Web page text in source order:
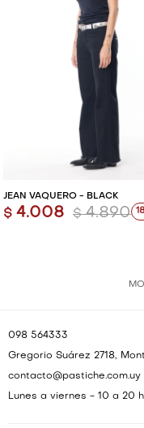
JEAN VAQUERO - BLACK
$ 4.008 $ 4.890
098 564333
Gregorio Suárez 2718,
contacto@pastiche.com.uy
Lunes a viernes - 10 a 20